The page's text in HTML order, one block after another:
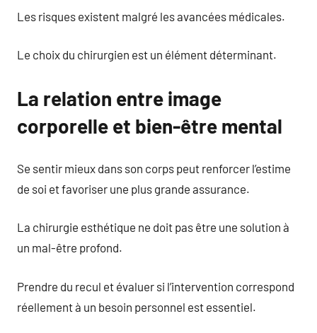
Les risques existent malgré les avancées médicales.
Le choix du chirurgien est un élément déterminant.
La relation entre image
corporelle et bien-être mental
Se sentir mieux dans son corps peut renforcer l’estime
de soi et favoriser une plus grande assurance.
La chirurgie esthétique ne doit pas être une solution à
un mal-être profond.
Prendre du recul et évaluer si l’intervention correspond
réellement à un besoin personnel est essentiel.